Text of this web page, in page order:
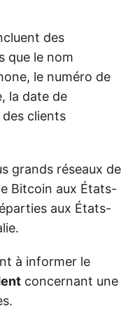
des
que le nom
le numéro de
la date de
des clients
grands réseaux de
Bitcoin aux États-
aux États-
à informer le
concernant une